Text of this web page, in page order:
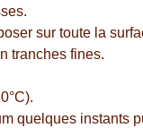
sur toute la
tranches fines.
quelques instants